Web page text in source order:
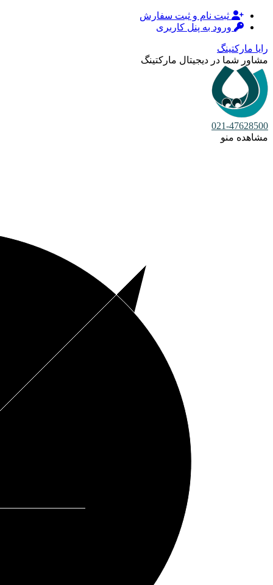
ثبت نام و ثبت سفارش
ورود به پنل کاربری
رایا مارکتینگ
مشاور شما در دیجیتال مارکتینگ
021-47628500
مشاهده منو